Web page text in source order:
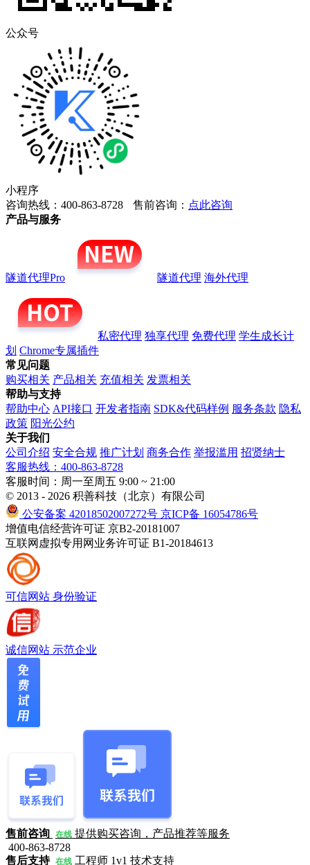
公众号
小程序
咨询热线：400-863-8728
售前咨询： 点此咨询
产品与服务
隧道代理Pro 隧道代理 海外代理
私密代理 独享代理 免费代理 学生成长计
划 Chrome专属插件
常见问题
购买相关 产品相关 充值相关 发票相关
帮助与支持
帮助中心 API接口 开发者指南 SDK&代码样例 服务条款 隐私
政策 阳光公约
关于我们
公司介绍 安全合规 推广计划 商务合作 举报滥用 招贤纳士
客服热线：400-863-8728
客服时间：周一至周五 9:00 ~ 21:00
© 2013 - 2026 积善科技（北京）有限公司
公安备案 42018502007272号 京ICP备 16054786号
增值电信经营许可证 京B2-20181007
互联网虚拟专用网业务许可证 B1-20184613
可信网站 身份验证
诚信网站 示范企业
售前咨询 在线 提供购买咨询，产品推荐等服务
400-863-8728
售后支持 在线 工程师 1v1 技术支持